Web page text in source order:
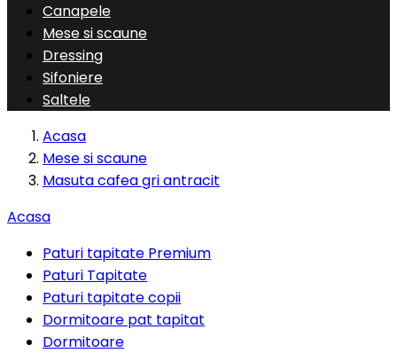
Canapele
Mese si scaune
Dressing
Sifoniere
Saltele
Acasa
Mese si scaune
Masuta cafea gri antracit
Acasa
Paturi tapitate Premium
Paturi Tapitate
Paturi tapitate copii
Dormitoare pat tapitat
Dormitoare